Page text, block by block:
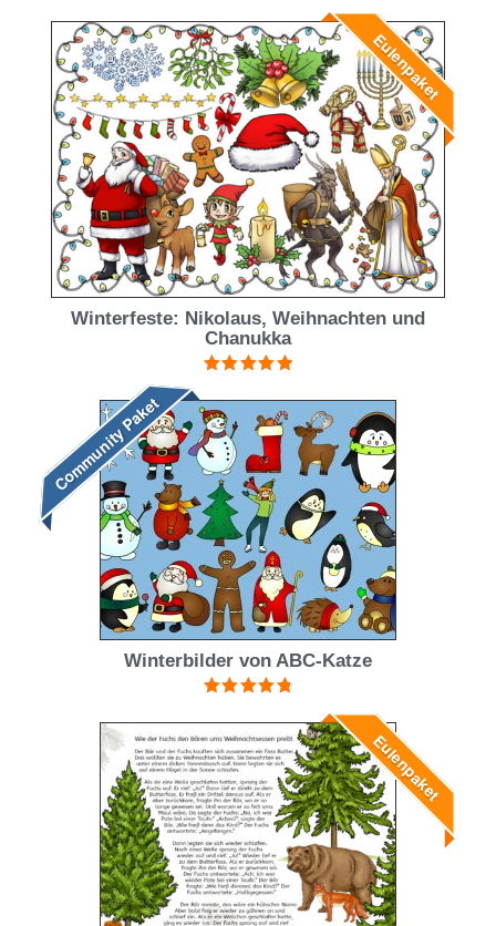
Eulenpaket
Winterfeste: Nikolaus, Weihnachten und
Chanukka
5.00von 5
Community Paket
Winterbilder von ABC-Katze
4.90von 5 Eulenpaket